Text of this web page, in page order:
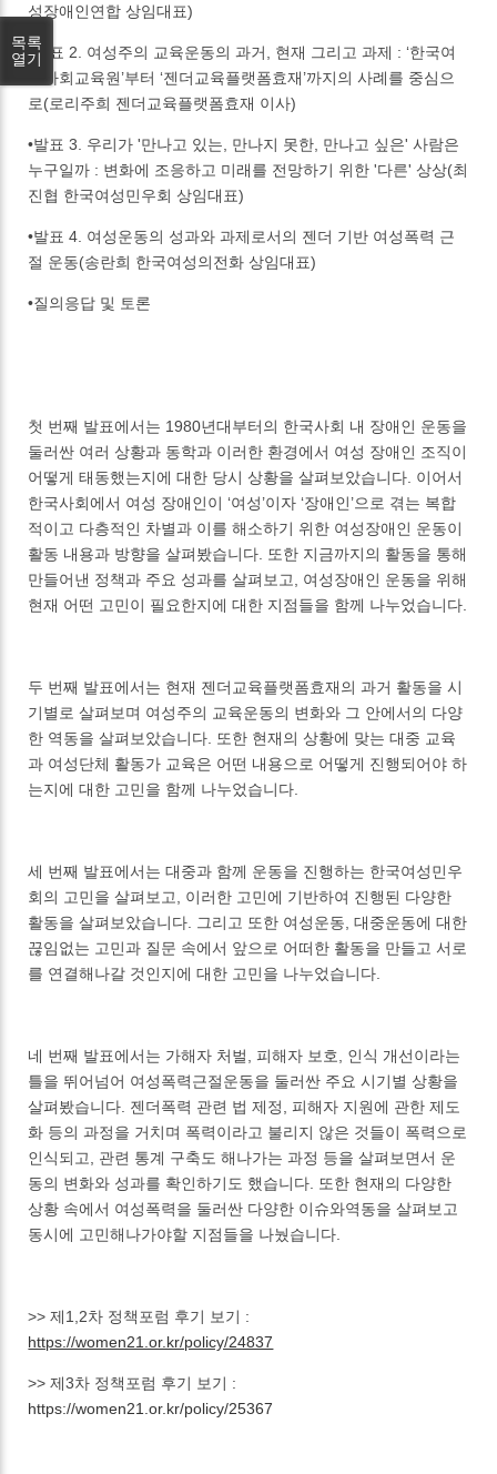
성장애인연합 상임대표)
•발표 2. 여성주의 교육운동의 과거, 현재 그리고 과제 : ‘한국여
성사회교육원’부터 ‘젠더교육플랫폼효재’까지의 사례를 중심으
로(로리주희 젠더교육플랫폼효재 이사)
•발표 3. 우리가 '만나고 있는, 만나지 못한, 만나고 싶은' 사람은
누구일까 : 변화에 조응하고 미래를 전망하기 위한 '다른' 상상(최
진협 한국여성민우회 상임대표)
•발표 4. 여성운동의 성과와 과제로서의 젠더 기반 여성폭력 근
절 운동(송란희 한국여성의전화 상임대표)
•질의응답 및 토론
첫 번째 발표에서는 1980년대부터의 한국사회 내 장애인 운동을
둘러싼 여러 상황과 동학과 이러한 환경에서 여성 장애인 조직이
어떻게 태동했는지에 대한 당시 상황을 살펴보았습니다. 이어서
한국사회에서 여성 장애인이 ‘여성’이자 ‘장애인’으로 겪는 복합
적이고 다층적인 차별과 이를 해소하기 위한 여성장애인 운동이
활동 내용과 방향을 살펴봤습니다. 또한 지금까지의 활동을 통해
만들어낸 정책과 주요 성과를 살펴보고, 여성장애인 운동을 위해
현재 어떤 고민이 필요한지에 대한 지점들을 함께 나누었습니다.
두 번째 발표에서는 현재 젠더교육플랫폼효재의 과거 활동을 시
기별로 살펴보며 여성주의 교육운동의 변화와 그 안에서의 다양
한 역동을 살펴보았습니다. 또한 현재의 상황에 맞는 대중 교육
과 여성단체 활동가 교육은 어떤 내용으로 어떻게 진행되어야 하
는지에 대한 고민을 함께 나누었습니다.
세 번째 발표에서는 대중과 함께 운동을 진행하는 한국여성민우
회의 고민을 살펴보고, 이러한 고민에 기반하여 진행된 다양한
활동을 살펴보았습니다. 그리고 또한 여성운동, 대중운동에 대한
끊임없는 고민과 질문 속에서 앞으로 어떠한 활동을 만들고 서로
를 연결해나갈 것인지에 대한 고민을 나누었습니다.
네 번째 발표에서는 가해자 처벌, 피해자 보호, 인식 개선이라는
틀을 뛰어넘어 여성폭력근절운동을 둘러싼 주요 시기별 상황을
살펴봤습니다. 젠더폭력 관련 법 제정, 피해자 지원에 관한 제도
화 등의 과정을 거치며 폭력이라고 불리지 않은 것들이 폭력으로
인식되고, 관련 통계 구축도 해나가는 과정 등을 살펴보면서 운
동의 변화와 성과를 확인하기도 했습니다. 또한 현재의 다양한
상황 속에서 여성폭력을 둘러싼 다양한 이슈와역동을 살펴보고
동시에 고민해나가야할 지점들을 나눴습니다.
>> 제1,2차 정책포럼 후기 보기 :
https://women21.or.kr/policy/24837
>> 제3차 정책포럼 후기 보기 :
https://women21.or.kr/policy/25367
목록
열기